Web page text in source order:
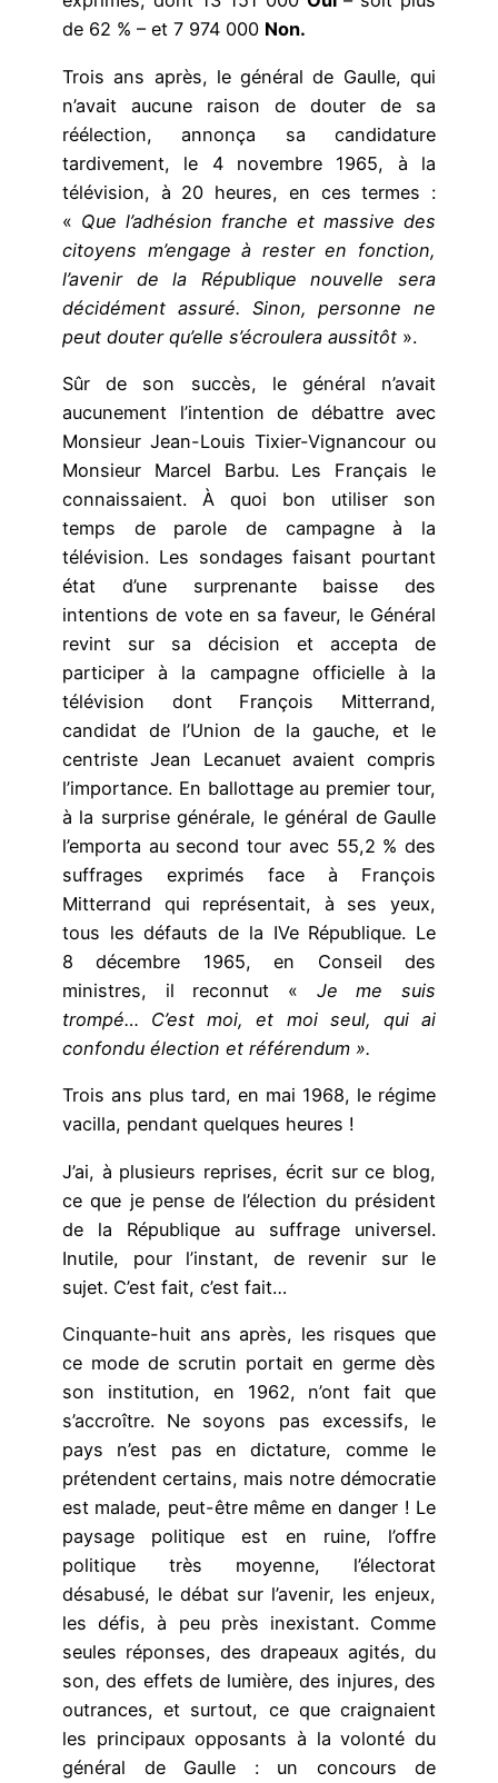
de 62 % – et 7 974 000 Non.
Trois ans après, le général de Gaulle, qui
n’avait aucune raison de douter de sa
réélection, annonça sa candidature
tardivement, le 4 novembre 1965, à la
télévision, à 20 heures, en ces termes :
« Que l’adhésion franche et massive des
citoyens m’engage à rester en fonction,
l’avenir de la République nouvelle sera
décidément assuré. Sinon, personne ne
peut douter qu’elle s’écroulera aussitôt ».
Sûr de son succès, le général n’avait
aucunement l’intention de débattre avec
Monsieur Jean-Louis Tixier-Vignancour ou
Monsieur Marcel Barbu. Les Français le
connaissaient. À quoi bon utiliser son
temps de parole de campagne à la
télévision. Les sondages faisant pourtant
état d’une surprenante baisse des
intentions de vote en sa faveur, le Général
revint sur sa décision et accepta de
participer à la campagne officielle à la
télévision dont François Mitterrand,
candidat de l’Union de la gauche, et le
centriste Jean Lecanuet avaient compris
l’importance. En ballottage au premier tour,
à la surprise générale, le général de Gaulle
l’emporta au second tour avec 55,2 % des
suffrages exprimés face à François
Mitterrand qui représentait, à ses yeux,
tous les défauts de la IVe République. Le
8 décembre 1965, en Conseil des
ministres, il reconnut « Je me suis
trompé… C’est moi, et moi seul, qui ai
confondu élection et référendum ».
Trois ans plus tard, en mai 1968, le régime
vacilla, pendant quelques heures !
J’ai, à plusieurs reprises, écrit sur ce blog,
ce que je pense de l’élection du président
de la République au suffrage universel.
Inutile, pour l’instant, de revenir sur le
sujet. C’est fait, c’est fait…
Cinquante-huit ans après, les risques que
ce mode de scrutin portait en germe dès
son institution, en 1962, n’ont fait que
s’accroître. Ne soyons pas excessifs, le
pays n’est pas en dictature, comme le
prétendent certains, mais notre démocratie
est malade, peut-être même en danger ! Le
paysage politique est en ruine, l’offre
politique très moyenne, l’électorat
désabusé, le débat sur l’avenir, les enjeux,
les défis, à peu près inexistant. Comme
seules réponses, des drapeaux agités, du
son, des effets de lumière, des injures, des
outrances, et surtout, ce que craignaient
les principaux opposants à la volonté du
général de Gaulle : un concours de